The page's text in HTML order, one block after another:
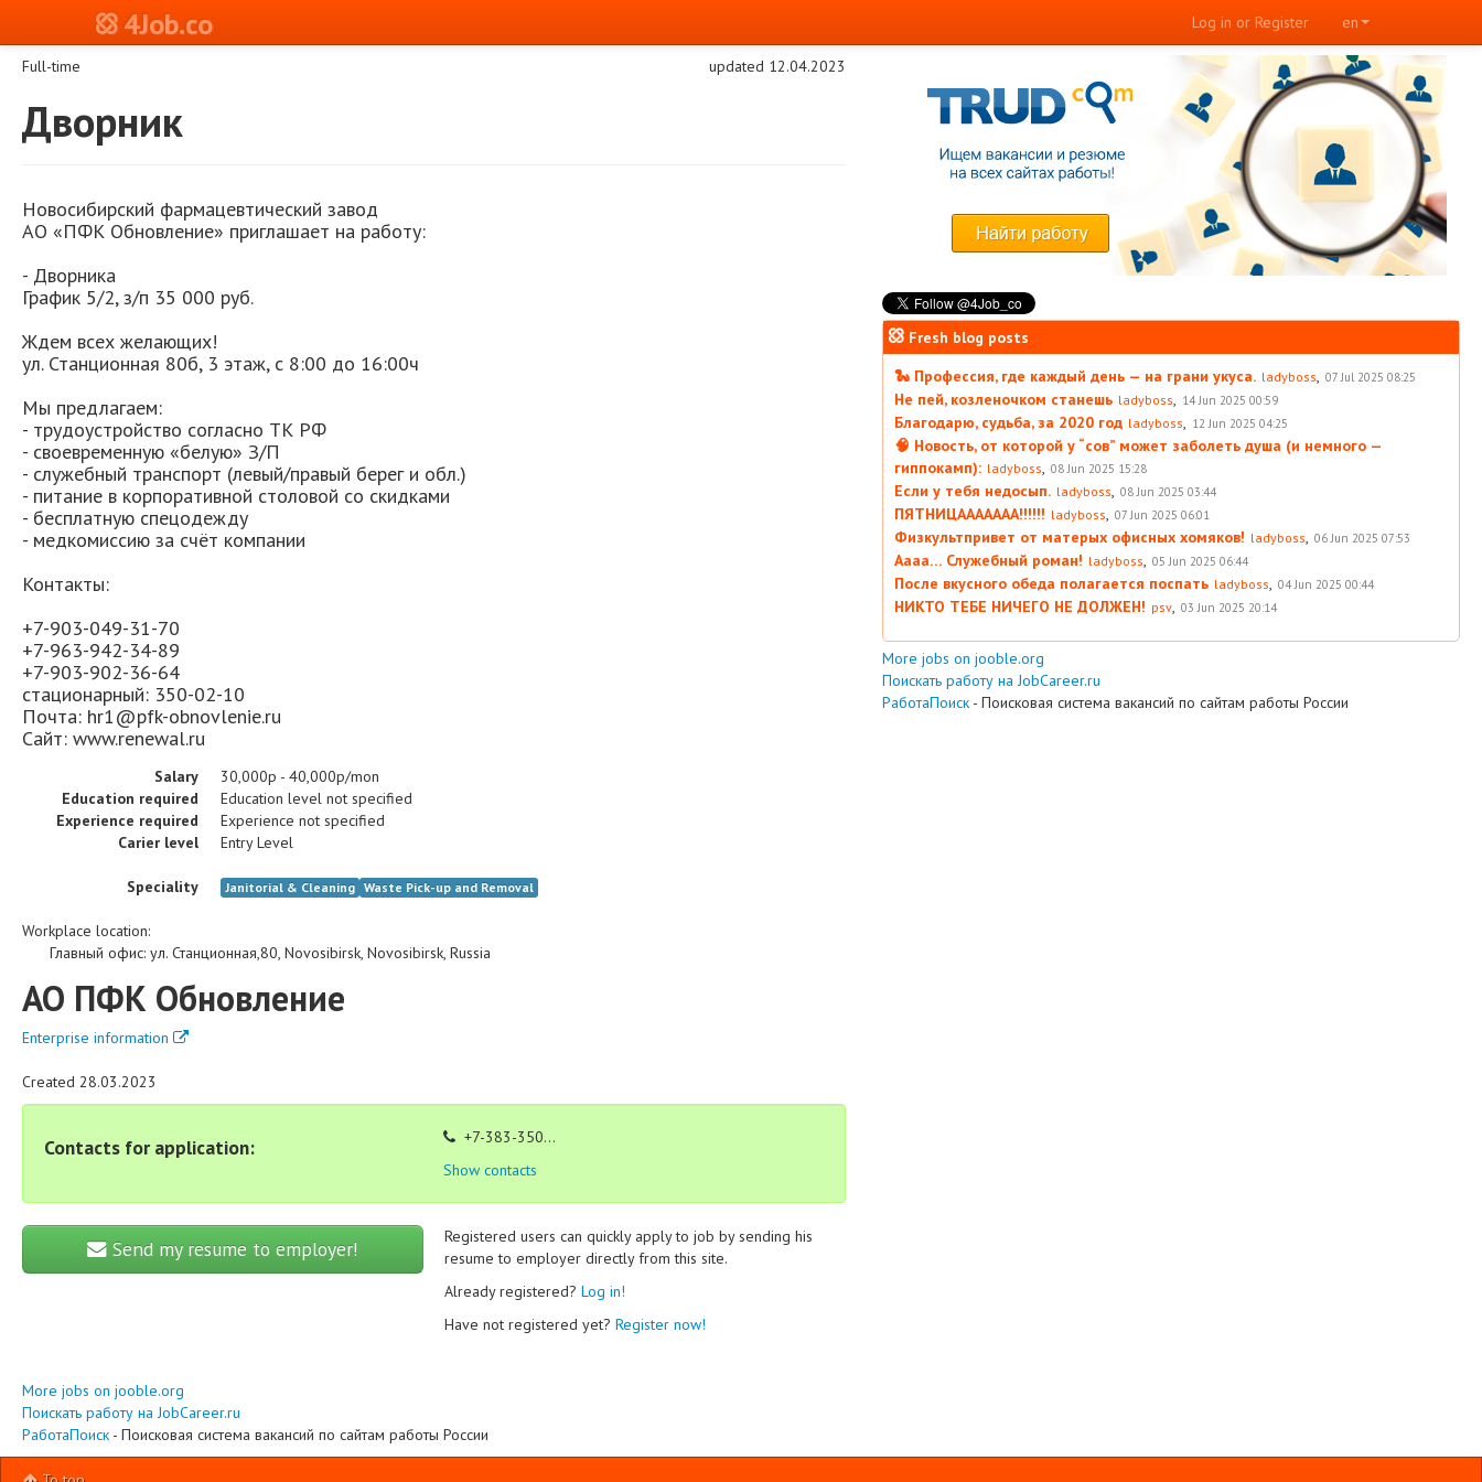
4Job.co en
Log in or Register
Full-time updated 12.04.2023
Дворник
Новосибирский фармацевтический завод
АО «ПФК Обновление» приглашает на работу:
- Дворника
График 5/2, з/п 35 000 руб.
Ждем всех желающих!
ул. Станционная 80б, 3 этаж, с 8:00 до 16:00ч
Мы предлагаем:
- трудоустройство согласно ТК РФ
- своевременную «белую» З/П
- служебный транспорт (левый/правый берег и обл.)
- питание в корпоративной столовой со скидками
- бесплатную спецодежду
- медкомиссию за счёт компании
Контакты:
+7-903-049-31-70
+7-963-942-34-89
+7-903-902-36-64
стационарный: 350-02-10
Почта: hr1@pfk-obnovlenie.ru
Cайт: www.renewal.ru
Salary
30,000р - 40,000р/mon
Education required
Education level not specified
Experience required
Experience not specified
Carier level
Entry Level
Speciality Janitorial & Cleaning Waste Pick-up and Removal
Workplace location:
Главный офис: ул. Станционная,80, Novosibirsk, Novosibirsk, Russia
АО ПФК Обновление
Enterprise information
Created 28.03.2023
Contacts for application:
+7-383-350...
Show contacts
Send my resume to employer!
Registered users can quickly apply to job by sending his
resume to employer directly from this site.
Already registered? Log in!
Have not registered yet? Register now!
More jobs on jooble.org
Поискать работу на JobCareer.ru
РаботаПоиск - Поисковая система вакансий по сайтам работы России
Fresh blog posts
🐍 Профессия, где каждый день — на грани укуса. ladyboss, 07 Jul 2025 08:25
Не пей, козленочком станешь ladyboss, 14 Jun 2025 00:59
Благодарю, судьба, за 2020 год ladyboss, 12 Jun 2025 04:25
🧠 Новость, от которой у “сов” может заболеть душа (и немного —
гиппокамп): ladyboss, 08 Jun 2025 15:28
Если у тебя недосып. ladyboss, 08 Jun 2025 03:44
ПЯТНИЦААААААА!!!!!! ladyboss, 07 Jun 2025 06:01
Физкультпривет от матерых офисных хомяков! ladyboss, 06 Jun 2025 07:53
Аааа… Служебный роман! ladyboss, 05 Jun 2025 06:44
После вкусного обеда полагается поспать ladyboss, 04 Jun 2025 00:44
НИКТО ТЕБЕ НИЧЕГО НЕ ДОЛЖЕН! psv, 03 Jun 2025 20:14
More jobs on jooble.org
Поискать работу на JobCareer.ru
РаботаПоиск - Поисковая система вакансий по сайтам работы России